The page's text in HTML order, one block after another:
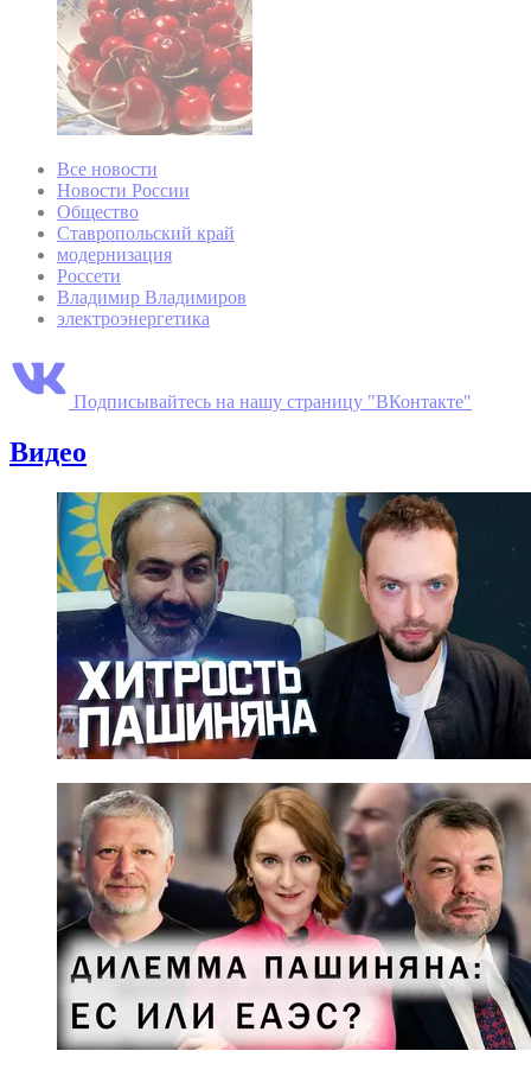
Все новости
Новости России
Общество
Ставропольский край
модернизация
Россети
Владимир Владимиров
электроэнергетика
Подписывайтесь на нашу страницу "ВКонтакте"
Видео